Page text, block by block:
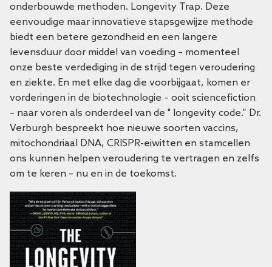
onderbouwde methoden. Longevity Trap. Deze
eenvoudige maar innovatieve stapsgewijze methode
biedt een betere gezondheid en een langere
levensduur door middel van voeding – momenteel
onze beste verdediging in de strijd tegen veroudering
en ziekte. En met elke dag die voorbijgaat, komen er
vorderingen in de biotechnologie – ooit sciencefiction
– naar voren als onderdeel van de " longevity code.” Dr.
Verburgh bespreekt hoe nieuwe soorten vaccins,
mitochondriaal DNA, CRISPR-eiwitten en stamcellen
ons kunnen helpen veroudering te vertragen en zelfs
om te keren – nu en in de toekomst.